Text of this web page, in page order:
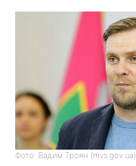
Фото: Вадим Троян (mvs.gov.ua)